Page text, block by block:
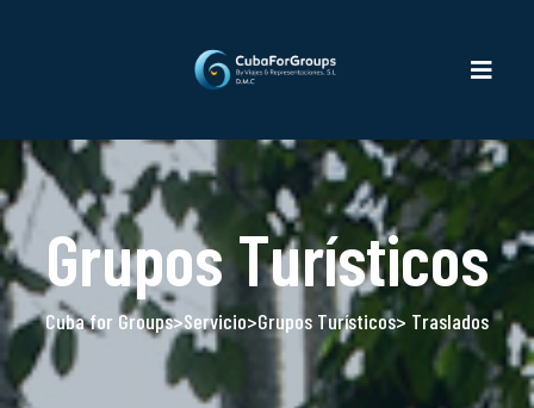
Grupos Turísticos
Cuba for Groups>Servicio>Grupos Turísticos> Traslados